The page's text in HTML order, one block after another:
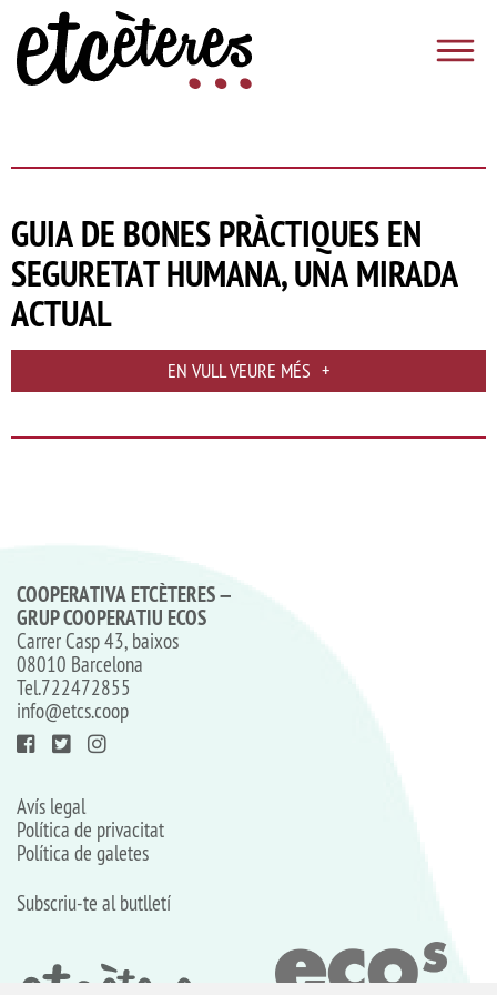
Vés al contingut
Etcèteres
GUIA DE BONES PRÀCTIQUES EN
SEGURETAT HUMANA, UNA MIRADA
ACTUAL
EN VULL VEURE MÉS +
COOPERATIVA ETCÈTERES –
GRUP COOPERATIU ECOS
Carrer Casp 43, baixos
08010 Barcelona
Tel.722472855
info@etcs.coop
Avís legal
Política de privacitat
Política de galetes
Subscriu-te al butlletí